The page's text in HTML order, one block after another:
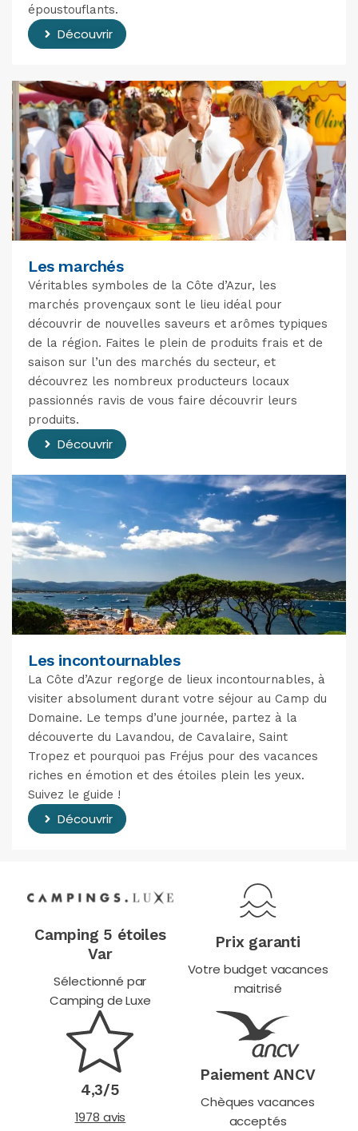
époustouflants.
Découvrir
Les marchés
Véritables symboles de la Côte d’Azur, les
marchés provençaux sont le lieu idéal pour
découvrir de nouvelles saveurs et arômes typiques
de la région. Faites le plein de produits frais et de
saison sur l’un des marchés du secteur, et
découvrez les nombreux producteurs locaux
passionnés ravis de vous faire découvrir leurs
produits.
Découvrir
Les incontournables
La Côte d’Azur regorge de lieux incontournables, à
visiter absolument durant votre séjour au Camp du
Domaine. Le temps d’une journée, partez à la
découverte du Lavandou, de Cavalaire, Saint
Tropez et pourquoi pas Fréjus pour des vacances
riches en émotion et des étoiles plein les yeux.
Suivez le guide !
Découvrir
Camping 5 étoiles
Var
Sélectionné par
Camping de Luxe
Prix garanti
Votre budget vacances
maitrisé
4,3/5
1978 avis
Paiement ANCV
Chèques vacances
acceptés